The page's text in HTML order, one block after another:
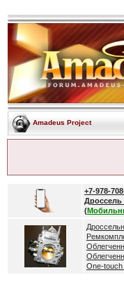
Amadeus Project
+7-978-
Дроссель
(
One-touch